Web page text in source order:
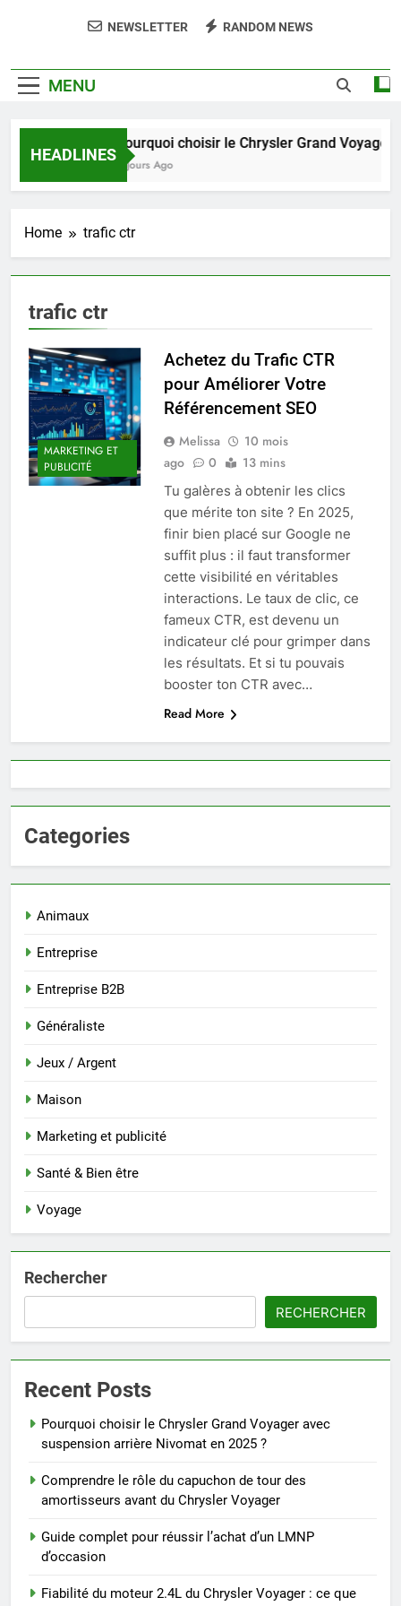
NEWSLETTER RANDOM NEWS
MENU
HEADLINES
Pourquoi choisir le Chrysler Grand
4 Jours Ago
Home trafic ctr
trafic ctr
MARKETING ET
PUBLICITÉ
Achetez du Trafic CTR
pour Améliorer Votre
Référencement SEO
Melissa
10 mois
ago
0 13 mins
Tu galères à obtenir les clics
que mérite ton site ? En 2025,
finir bien placé sur Google ne
suffit plus : il faut transformer
cette visibilité en véritables
interactions. Le taux de clic, ce
fameux CTR, est devenu un
indicateur clé pour grimper dans
les résultats. Et si tu pouvais
booster ton CTR avec…
Read More
Categories
Animaux
Entreprise
Entreprise B2B
Généraliste
Jeux / Argent
Maison
Marketing et publicité
Santé & Bien être
Voyage
Rechercher
RECHERCHER
Recent Posts
Pourquoi choisir le Chrysler Grand Voyager avec
suspension arrière Nivomat en 2025 ?
Comprendre le rôle du capuchon de tour des
amortisseurs avant du Chrysler Voyager
Guide complet pour réussir l’achat d’un LMNP
d’occasion
Fiabilité du moteur 2.4L du Chrysler Voyager : ce que